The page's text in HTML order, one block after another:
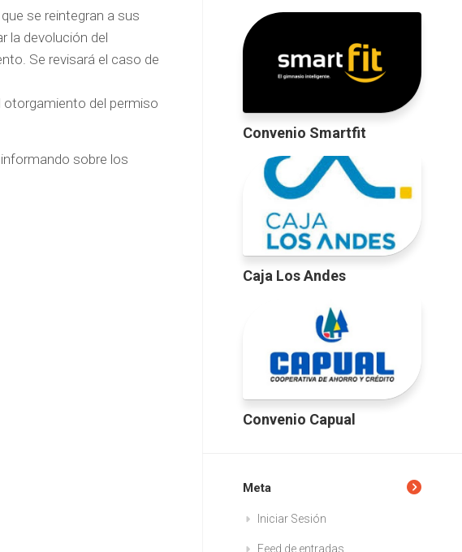
se reintegran a sus
la devolución del
Se revisará el caso de
otorgamiento del permiso
sobre los
Convenio Smartfit
Caja Los Andes
Convenio Capual
Meta
Iniciar Sesión
Feed de entradas